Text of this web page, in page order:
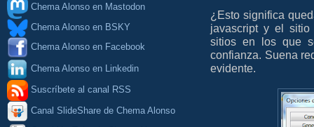
Chema Alonso en Mastodon
Chema Alonso en BSKY
Chema Alonso en Facebook
Chema Alonso en Linkedin
Suscríbete al canal RSS
Canal SlideShare de Chema Alonso
¿Esto significa
javascript y el sitio
sitios en los que
confianza. Suena
evidente.